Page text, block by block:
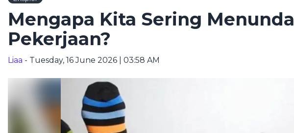
Mengapa Kita Sering Menunda
Pekerjaan?
Liaa - Tuesday, 16 June 2026 | 03:58 AM